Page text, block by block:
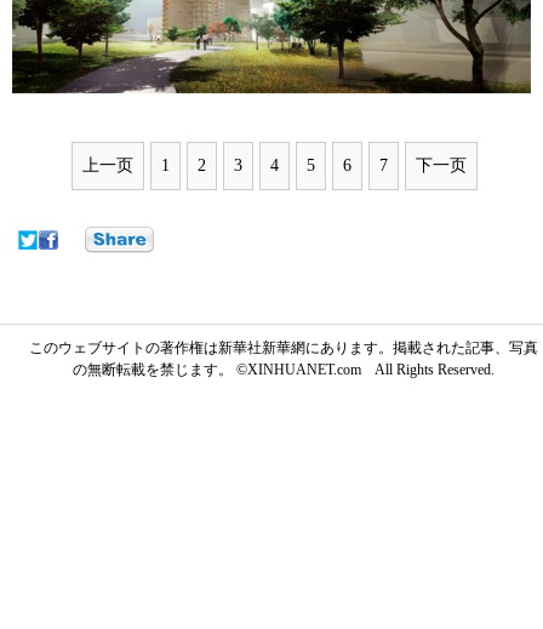
上一页 1 2 3 4 5 6 7 下一页
このウェブサイトの著作権は新華社新華網にあります。掲載された記事、写真
の無断転載を禁じます。 ©XINHUANET.com All Rights Reserved.